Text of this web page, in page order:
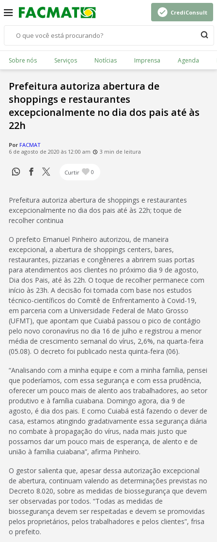
CrediConsult
Sobre nós Serviços Notícias Imprensa Agenda
Prefeitura autoriza abertura de
shoppings e restaurantes
excepcionalmente no dia dos pais até às
22h
Por FACMAT
6 de agosto de 2020 às 12:00 am
3 min de leitura
Curtir 0
Prefeitura autoriza abertura de shoppings e restaurantes
excepcionalmente no dia dos pais até às 22h; toque de
recolher continua
O prefeito Emanuel Pinheiro autorizou, de maneira
excepcional, a abertura de shoppings centers, bares,
restaurantes, pizzarias e congêneres a abrirem suas portas
para atendimentos aos clientes no próximo dia 9 de agosto,
Dia dos Pais, até às 22h. O toque de recolher permanece com
início às 23h. A decisão foi tomada com base nos estudos
técnico-científicos do Comitê de Enfrentamento à Covid-19,
em parceria com a Universidade Federal de Mato Grosso
(UFMT), que apontam que Cuiabá passou o pico de contágio
pelo novo coronavírus no dia 16 de julho e registrou a menor
média de crescimento semanal do vírus, 2,6%, na quarta-feira
(05.08). O decreto foi publicado nesta quinta-feira (06).
“Analisando com a minha equipe e com a minha família, pensei
que poderíamos, com essa segurança e com essa prudência,
oferecer um pouco mais de alento aos trabalhadores, ao setor
produtivo e à família cuiabana. Domingo agora, dia 9 de
agosto, é dia dos pais. E como Cuiabá está fazendo o dever de
casa, estamos atingindo gradativamente essa segurança diária
no combate à propagação do vírus, nada mais justo que
possamos dar um pouco mais de esperança, de alento e de
união à família cuiabana”, afirma Pinheiro.
O gestor salienta que, apesar dessa autorização excepcional
de abertura, continuam valendo as determinações previstas no
Decreto 8.020, sobre as medidas de biossegurança que devem
ser observadas por todos. “Todas as medidas de
biossegurança devem ser respeitadas e devem se promovidas
pelos proprietários, pelos trabalhadores e pelos clientes”, frisa
o prefeito.